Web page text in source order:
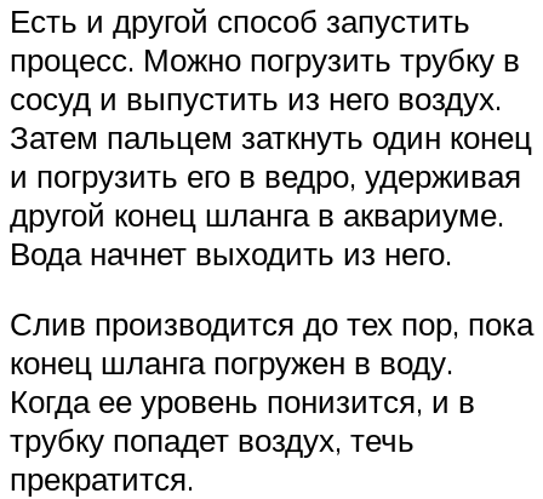
Есть и другой способ запустить
процесс. Можно погрузить трубку в
сосуд и выпустить из него воздух.
Затем пальцем заткнуть один конец
и погрузить его в ведро, удерживая
другой конец шланга в аквариуме.
Вода начнет выходить из него.
Слив производится до тех пор, пока
конец шланга погружен в воду.
Когда ее уровень понизится, и в
трубку попадет воздух, течь
прекратится.